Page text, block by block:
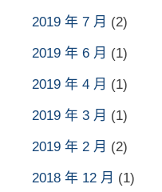
2019 年 7 月 (2)
2019 年 6 月 (1)
2019 年 4 月 (1)
2019 年 3 月 (1)
2019 年 2 月 (2)
2018 年 12 月 (1)